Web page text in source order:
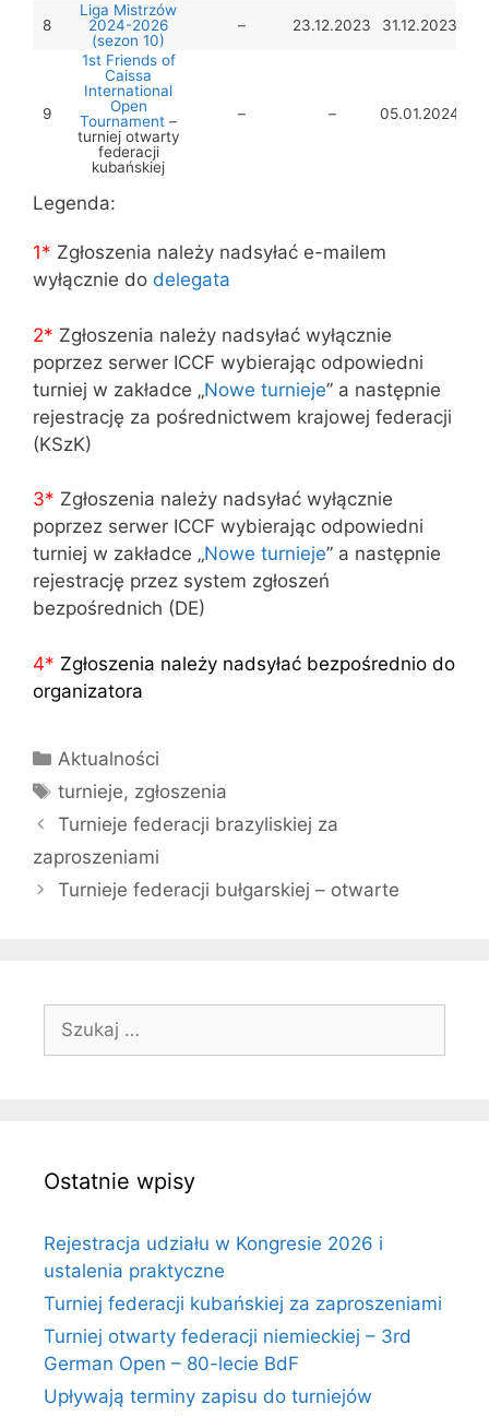
8
Liga Mistrzów
2024-2026
(sezon 10)
– 23.12.2023 31.12.2023
9
1st Friends of
Caissa
International
Open
Tournament –
turniej otwarty
federacji
kubańskiej
– – 05.01.2024
Legenda:
1* Zgłoszenia należy nadsyłać e-mailem
wyłącznie do delegata
2* Zgłoszenia należy nadsyłać wyłącznie
poprzez serwer ICCF wybierając odpowiedni
turniej w zakładce „Nowe turnieje” a następnie
rejestrację za pośrednictwem krajowej federacji
(KSzK)
3* Zgłoszenia należy nadsyłać wyłącznie
poprzez serwer ICCF wybierając odpowiedni
turniej w zakładce „Nowe turnieje” a następnie
rejestrację przez system zgłoszeń
bezpośrednich (DE)
4* Zgłoszenia należy nadsyłać bezpośrednio do
organizatora
Kategorie
Aktualności
Tagi
turnieje, zgłoszenia
Turnieje federacji brazyliskiej za
zaproszeniami
Turnieje federacji bułgarskiej – otwarte
Ostatnie wpisy
Rejestracja udziału w Kongresie 2026 i
ustalenia praktyczne
Turniej federacji kubańskiej za zaproszeniami
Turniej otwarty federacji niemieckiej – 3rd
German Open – 80-lecie BdF
Upływają terminy zapisu do turniejów